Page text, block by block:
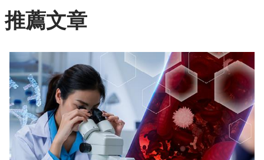
推薦文章